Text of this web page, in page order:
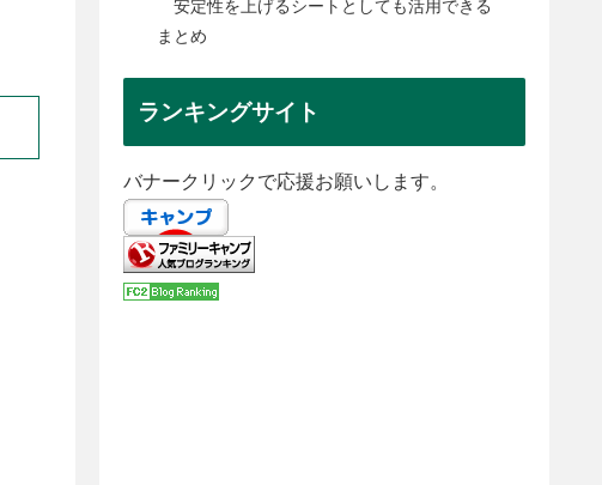
安定性を上げるシートとしても活用できる
まとめ
ランキングサイト
バナークリックで応援お願いします。